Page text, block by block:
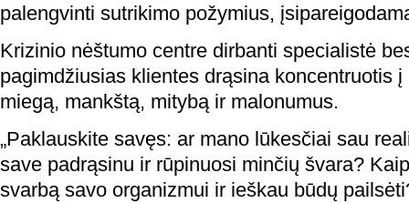
palengvinti sutrikimo požymius,
Krizinio nėštumo centre dirbanti specialistė
pagimdžiusias klientes drąsina koncentruotis
miegą, mankštą, mitybą ir malonumus.
„Paklauskite savęs: ar mano lūkesčiai sau
save padrąsinu ir rūpinuosi minčių švara?
svarbą savo organizmui ir ieškau būdų